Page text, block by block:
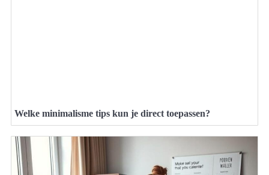
Welke minimalisme tips kun je direct toepassen?